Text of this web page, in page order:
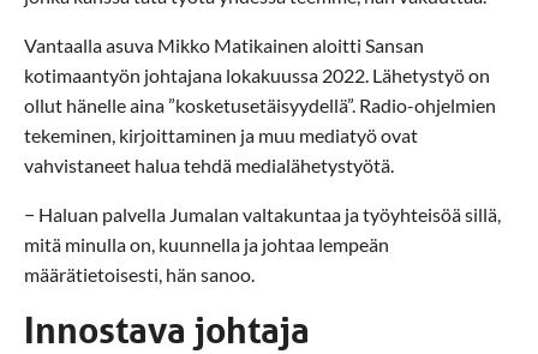
Vantaalla asuva Mikko Matikainen aloitti Sansan
kotimaantyön johtajana lokakuussa 2022. Lähetystyö on
ollut hänelle aina ”kosketusetäisyydellä”. Radio-ohjelmien
tekeminen, kirjoittaminen ja muu mediatyö ovat
vahvistaneet halua tehdä medialähetystyötä.
− Haluan palvella Jumalan valtakuntaa ja työyhteisöä sillä,
mitä minulla on, kuunnella ja johtaa lempeän
määrätietoisesti, hän sanoo.
Innostava johtaja